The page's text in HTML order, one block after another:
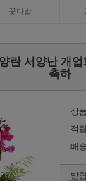
꽃다발
란 서양난 개
축하
상
적
배
받